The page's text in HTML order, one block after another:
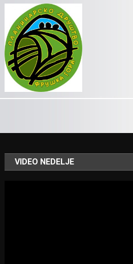
VIDEO NEDELJE